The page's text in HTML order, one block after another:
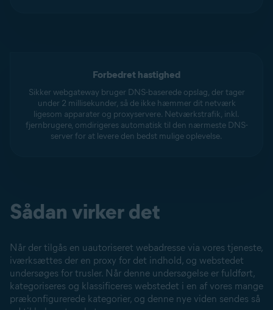
Forbedret hastighed
Sikker webgateway bruger DNS-baserede opslag, der tager
under 2 millisekunder, så de ikke hæmmer dit netværk
ligesom apparater og proxyservere. Netværkstrafik, inkl.
fjernbrugere, omdirigeres automatisk til den nærmeste DNS-
server for at levere den bedst mulige oplevelse.
Sådan virker det
Når der tilgås en uautoriseret webadresse via vores tjeneste,
iværksættes der en proxy for det indhold, og webstedet
undersøges for trusler. Når denne undersøgelse er fuldført,
kategoriseres og klassificeres webstedet i en af vores mange
prækonfigurerede kategorier, og denne nye viden sendes så